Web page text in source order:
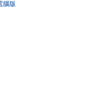
腦版